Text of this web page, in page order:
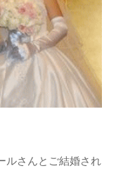
ルさんとご結婚され